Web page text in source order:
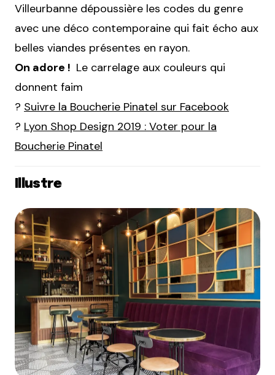
Villeurbanne dépoussière les codes du genre
avec une déco contemporaine qui fait écho aux
belles viandes présentes en rayon.
On adore ! Le carrelage aux couleurs qui
donnent faim
? Suivre la Boucherie Pinatel sur Facebook
? Lyon Shop Design 2019 : Voter pour la
Boucherie Pinatel
Illustre